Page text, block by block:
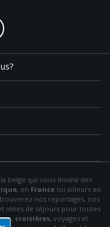
belge qui vous donne des
, en Franceou ailleurs en
trouverez nos reportages, nos
idées de séjours pour toutes
, croisières, voyages et